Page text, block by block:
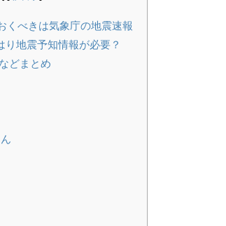
くべきは気象庁の地震速報
地震予知情報が必要？
どまとめ